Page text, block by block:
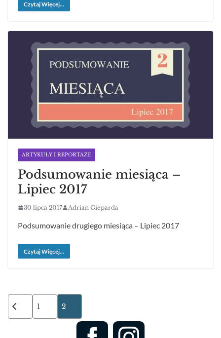
Czytaj Więcej...
ARTYKUŁY I REPORTAŻE
Podsumowanie miesiąca –
Lipiec 2017
30 lipca 2017 Adrian Gieparda
Podsumowanie drugiego miesiąca – Lipiec 2017
Czytaj Więcej...
Stronicowanie
wpisów
1 2